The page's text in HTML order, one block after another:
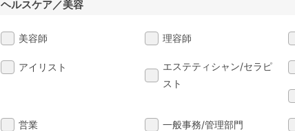
ヘルスケア／美容
美容師 理容師
アイリスト
エステティシャン/セラピ
スト
営業 一般事務/管理部門